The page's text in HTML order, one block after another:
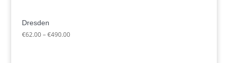
Dresden
€62.00 –€490.00Preisspanne: